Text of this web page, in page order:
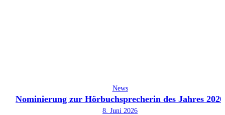
News
Nominierung zur Hörbuchsprecherin des Jahres 2026
8. Juni 2026